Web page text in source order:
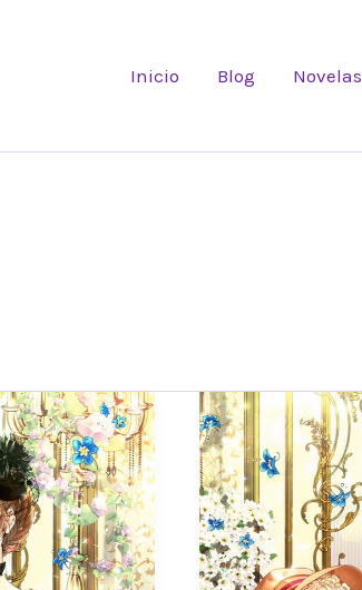
Inicio Blog Novelas